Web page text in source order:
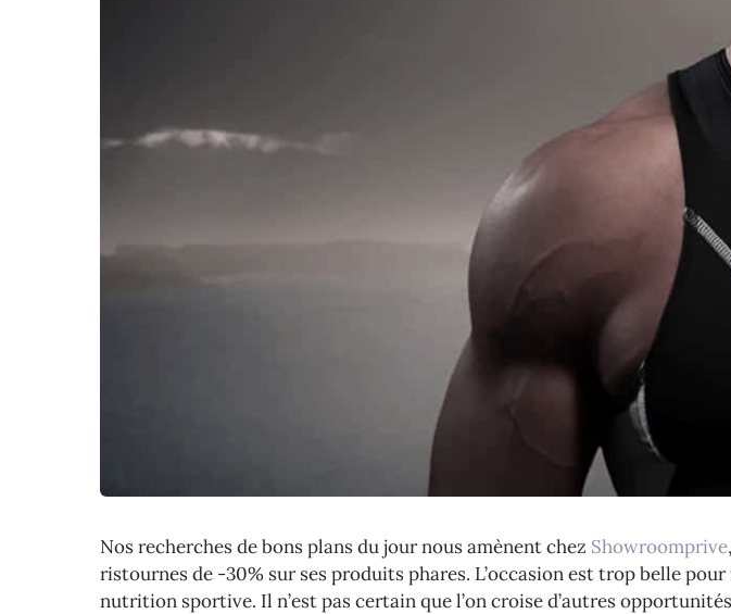
Nos recherches de bons plans du jour nous amènent chez Showroomprive
ristournes de -30% sur ses produits phares. L’occasion est trop belle
nutrition sportive. Il n’est pas certain que l’on croise d’autres